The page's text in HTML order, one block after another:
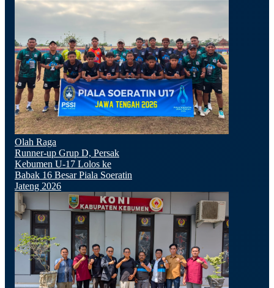
Olah Raga
Runner-up Grup D, Persak
Kebumen U-17 Lolos ke
Babak 16 Besar Piala Soeratin
Jateng 2026